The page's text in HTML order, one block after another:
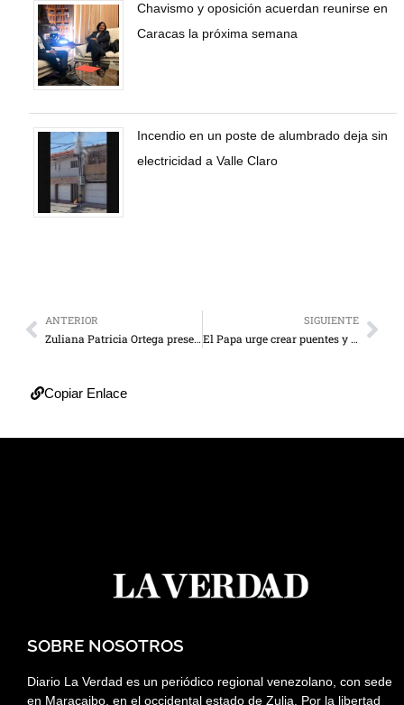
Chavismo y oposición acuerdan reunirse en
Caracas la próxima semana
Incendio en un poste de alumbrado deja sin
electricidad a Valle Claro
ANTERIOR
Zuliana Patricia Ortega presenta película Mamacruz en Sundance
SIGUIENTE
El Papa urge crear puentes y no excluir a nadie en mensaje a foro en Cuba
Copiar Enlace
SOBRE NOSOTROS
Diario La Verdad es un periódico regional venezolano, con sede
en Maracaibo, en el occidental estado de Zulia. Por la libertad